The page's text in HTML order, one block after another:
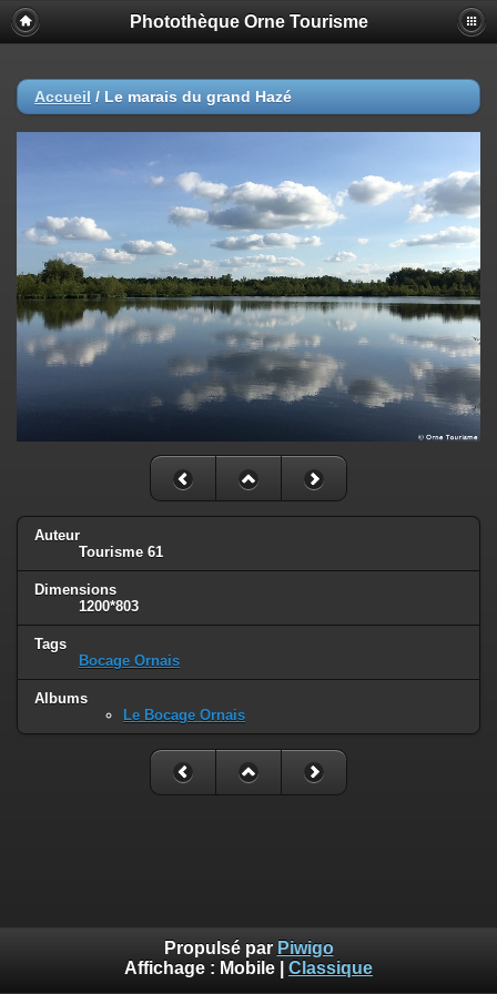
Photothèque Orne Tourisme
Accueil / Le marais du grand Hazé
Auteur
Tourisme 61
Dimensions
1200*803
Tags
Bocage Ornais
Albums
Le Bocage Ornais
Propulsé par Piwigo
Affichage : Mobile Classique